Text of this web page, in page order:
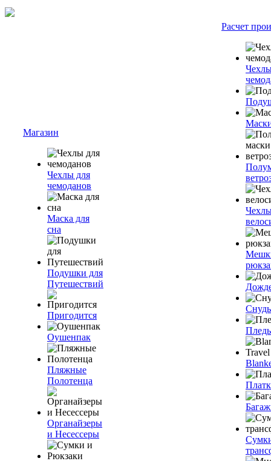
Магазин
Чехлы для
чемоданов
Маска для
сна
Подушки для
Путешествий
Пригодится
Оушенпак
Пляжные
Полотенца
Органайзеры
и Несессеры
Расчет